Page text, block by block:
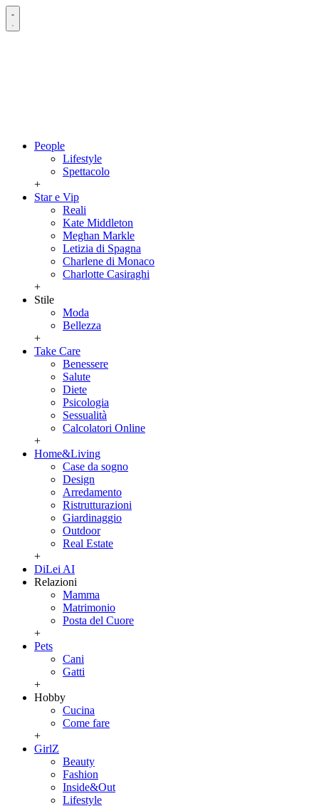
People
Lifestyle
Spettacolo
+
Star e Vip
Reali
Kate Middleton
Meghan Markle
Letizia di Spagna
Charlene di Monaco
Charlotte Casiraghi
+
Stile
Moda
Bellezza
+
Take Care
Benessere
Salute
Diete
Psicologia
Sessualità
Calcolatori Online
+
Home&Living
Case da sogno
Design
Arredamento
Ristrutturazioni
Giardinaggio
Outdoor
Real Estate
+
DiLei AI
Relazioni
Mamma
Matrimonio
Posta del Cuore
+
Pets
Cani
Gatti
+
Hobby
Cucina
Come fare
+
GirlZ
Beauty
Fashion
Inside&Out
Lifestyle